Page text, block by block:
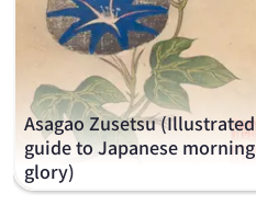
Asagao Zusetsu (Illustrated
guide to Japanese morning
glory)